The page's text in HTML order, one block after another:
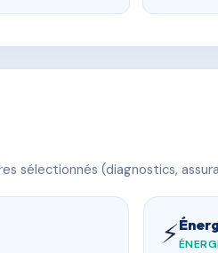
sélectionnés (diagnostics,
⚡